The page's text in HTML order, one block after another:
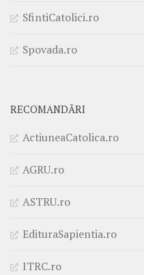
SfintiCatolici.ro
Spovada.ro
RECOMANDĂRI
ActiuneaCatolica.ro
AGRU.ro
ASTRU.ro
EdituraSapientia.ro
ITRC.ro